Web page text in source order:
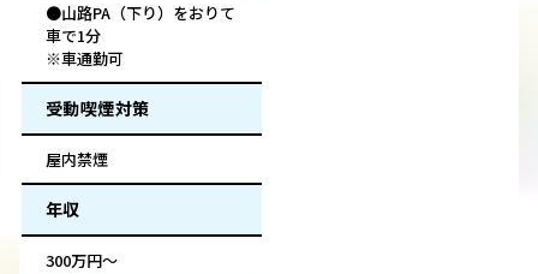
●山路PA（下り）をおりて
車で1分
※車通勤可
受動喫煙対策
屋内禁煙
年収
300万円～